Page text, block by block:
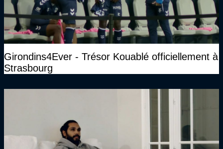
Girondins4Ever - Trésor Kouablé officiellement à
Strasbourg